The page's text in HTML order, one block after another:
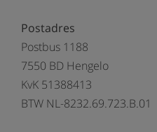
Postadres
Postbus 1188
7550 BD Hengelo
KvK 51388413
BTW NL-8232.69.723.B.01